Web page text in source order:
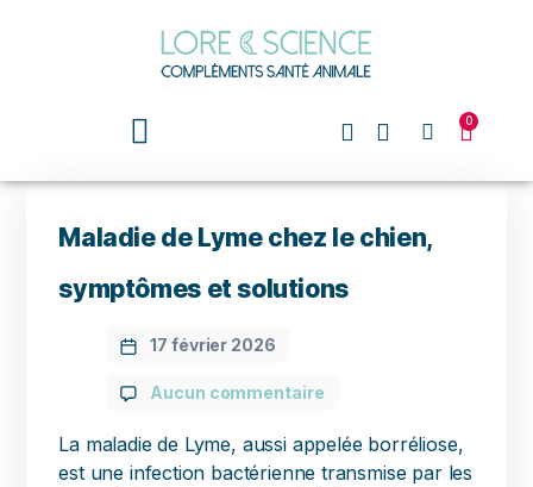
0
Maladie de Lyme chez le chien,
symptômes et solutions
17 février 2026
Aucun commentaire
La maladie de Lyme, aussi appelée borréliose,
est une infection bactérienne transmise par les